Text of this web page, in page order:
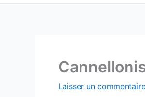
Laisser un commentaire